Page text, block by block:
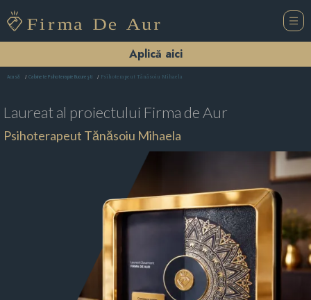
Aplică aici
Acasă Cabinete Psihoterapie Bucureşti Psihoterapeut Tănăsoiu Mihaela
Laureat al proiectului Firma de Aur
Psihoterapeut Tănăsoiu Mihaela